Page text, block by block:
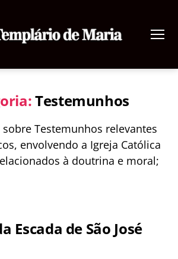
de
Testemunhos
Testemunhos relevantes
envolvendo a Igreja Católica
à doutrina e moral;
Escada de São José